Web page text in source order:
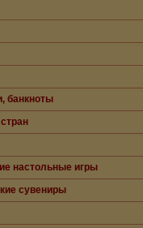
банкноты
настольные игры
сувениры